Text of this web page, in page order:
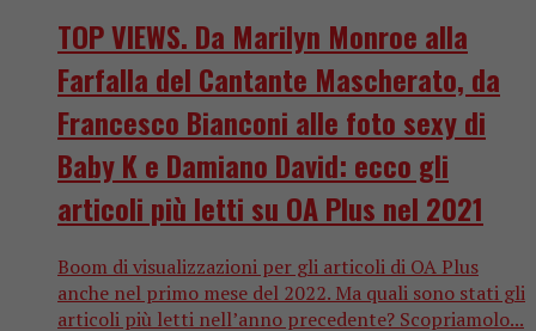
TOP VIEWS. Da Marilyn Monroe alla
Farfalla del Cantante Mascherato, da
Francesco Bianconi alle foto sexy di
Baby K e Damiano David: ecco gli
articoli più letti su OA Plus nel 2021
Boom di visualizzazioni per gli articoli di OA Plus
anche nel primo mese del 2022. Ma quali sono stati gli
articoli più letti nell’anno precedente? Scopriamolo...